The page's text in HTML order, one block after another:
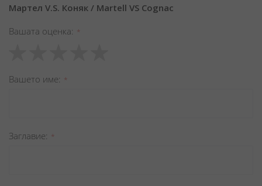
Мартел V.S. Коняк / Martell VS Cognac
Вашата оценка
star
stars
stars
stars
stars
Вашето име
Заглавиe